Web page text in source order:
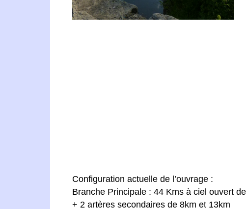
Configuration actuelle de l’ouvrage :
Branche Principale : 44 Kms à ciel ouvert
+ 2 artères secondaires de 8km et 13km